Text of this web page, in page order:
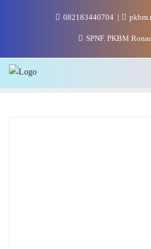
082183440704
SPNF. PKBM